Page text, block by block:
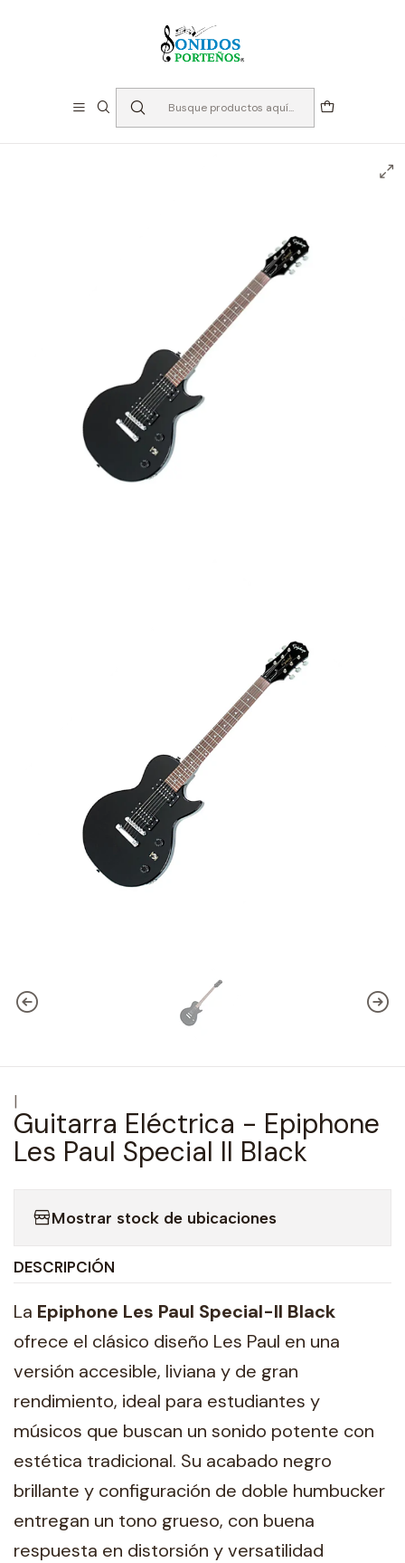
Instrumentos de Cuerda
Guitarra Eléctrica - Epiphone Les Paul Special II Black
|
Guitarra Eléctrica - Epiphone
Les Paul Special II Black
Mostrar stock de ubicaciones
DESCRIPCIÓN
La Epiphone Les Paul Special-II Black
ofrece el clásico diseño Les Paul en una
versión accesible, liviana y de gran
rendimiento, ideal para estudiantes y
músicos que buscan un sonido potente con
estética tradicional. Su acabado negro
brillante y configuración de doble humbucker
entregan un tono grueso, con buena
respuesta en distorsión y versatilidad